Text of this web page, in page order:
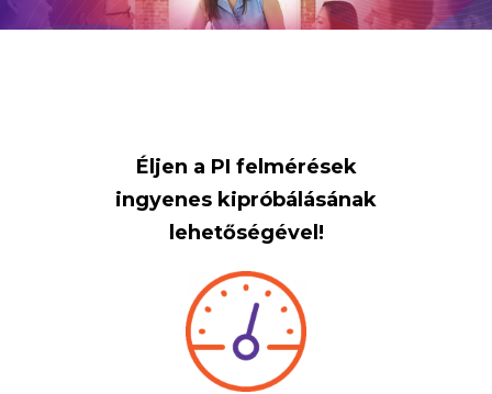
Éljen a PI felmérések
ingyenes kipróbálásának
lehetőségével!